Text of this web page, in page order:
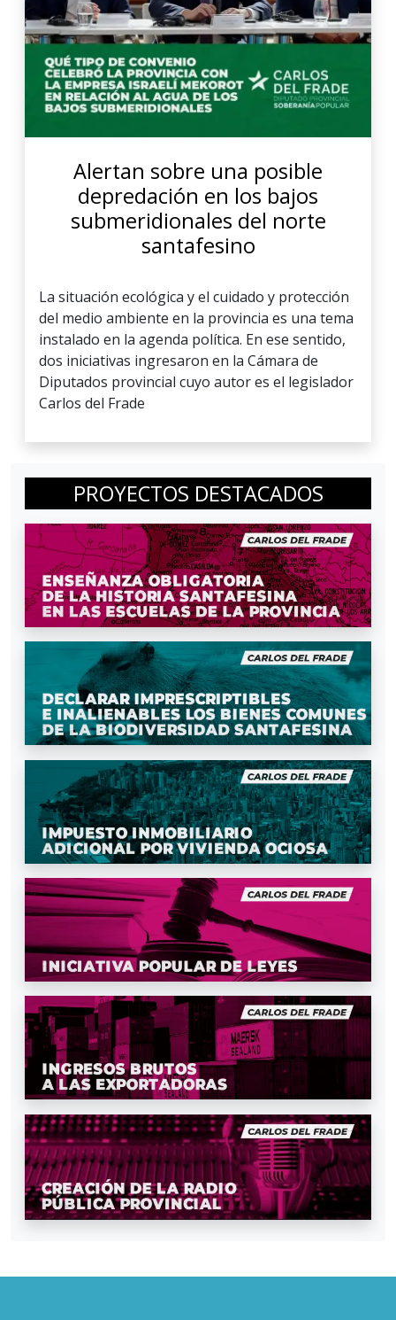
Alertan sobre una posible
depredación en los bajos
submeridionales del norte
santafesino
La situación ecológica y el cuidado y protección
del medio ambiente en la provincia es una tema
instalado en la agenda política. En ese sentido,
dos iniciativas ingresaron en la Cámara de
Diputados provincial cuyo autor es el legislador
Carlos del Frade
PROYECTOS DESTACADOS